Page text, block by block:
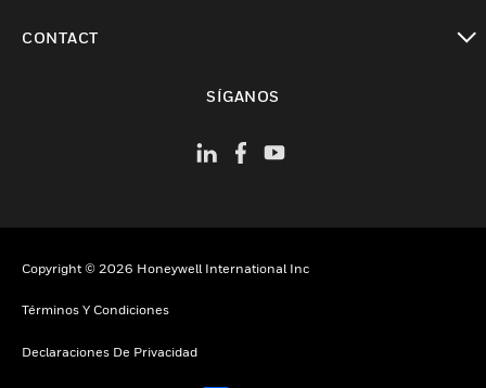
CONTACT
SÍGANOS
Copyright © 2026 Honeywell International Inc
Términos Y Condiciones
Declaraciones De Privacidad